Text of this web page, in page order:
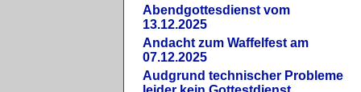
Abendgottesdienst vom
13.12.2025
Andacht zum Waffelfest am
07.12.2025
Audgrund technischer Probleme